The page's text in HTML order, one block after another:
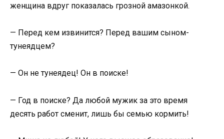
женщина вдруг показалась грозной амазонкой.
— Перед кем извинится? Перед вашим сыном-
тунеядцем?
— Он не тунеядец! Он в поиске!
— Год в поиске? Да любой мужик за это время
десять работ сменит, лишь бы семью кормить!